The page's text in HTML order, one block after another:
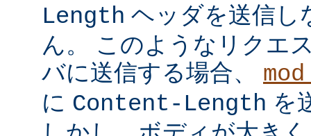
Length ヘッダを送信し
ん。 このようなリクエ
バに送信する場合、
に Content-Length を